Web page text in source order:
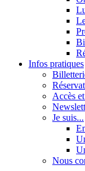
Infos pratiques
Accès
Je suis...
Nous